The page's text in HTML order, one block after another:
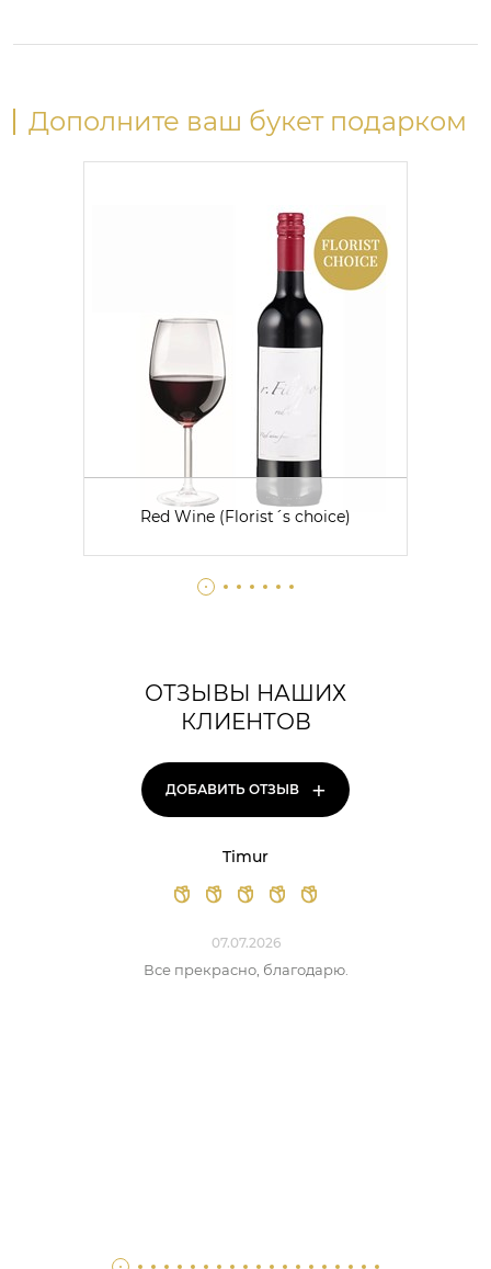
Дополните ваш букет подарком
Red Wine (Florist´s choice)
ОТЗЫВЫ НАШИХ
КЛИЕНТОВ
ДОБАВИТЬ ОТЗЫВ +
Timur
07.07.2026
Все прекрасно, благодарю.